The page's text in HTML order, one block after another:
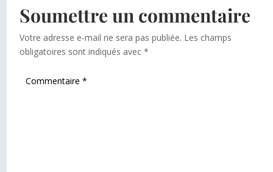
Soumettre un commentaire
Votre adresse e-mail ne sera pas publiée. Les champs
obligatoires sont indiqués avec*